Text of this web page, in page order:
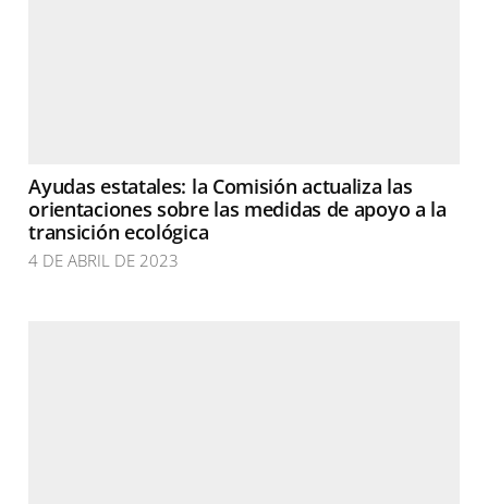
Ayudas estatales: la Comisión actualiza las
orientaciones sobre las medidas de apoyo a la
transición ecológica
4 DE ABRIL DE 2023